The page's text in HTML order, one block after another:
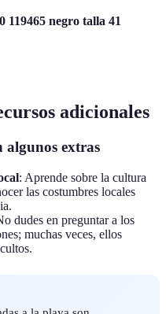
119465 negro talla 41
adicionales
algunos extras
: Aprende sobre la cultura
las costumbres locales
dudes en preguntar a los
muchas veces, ellos